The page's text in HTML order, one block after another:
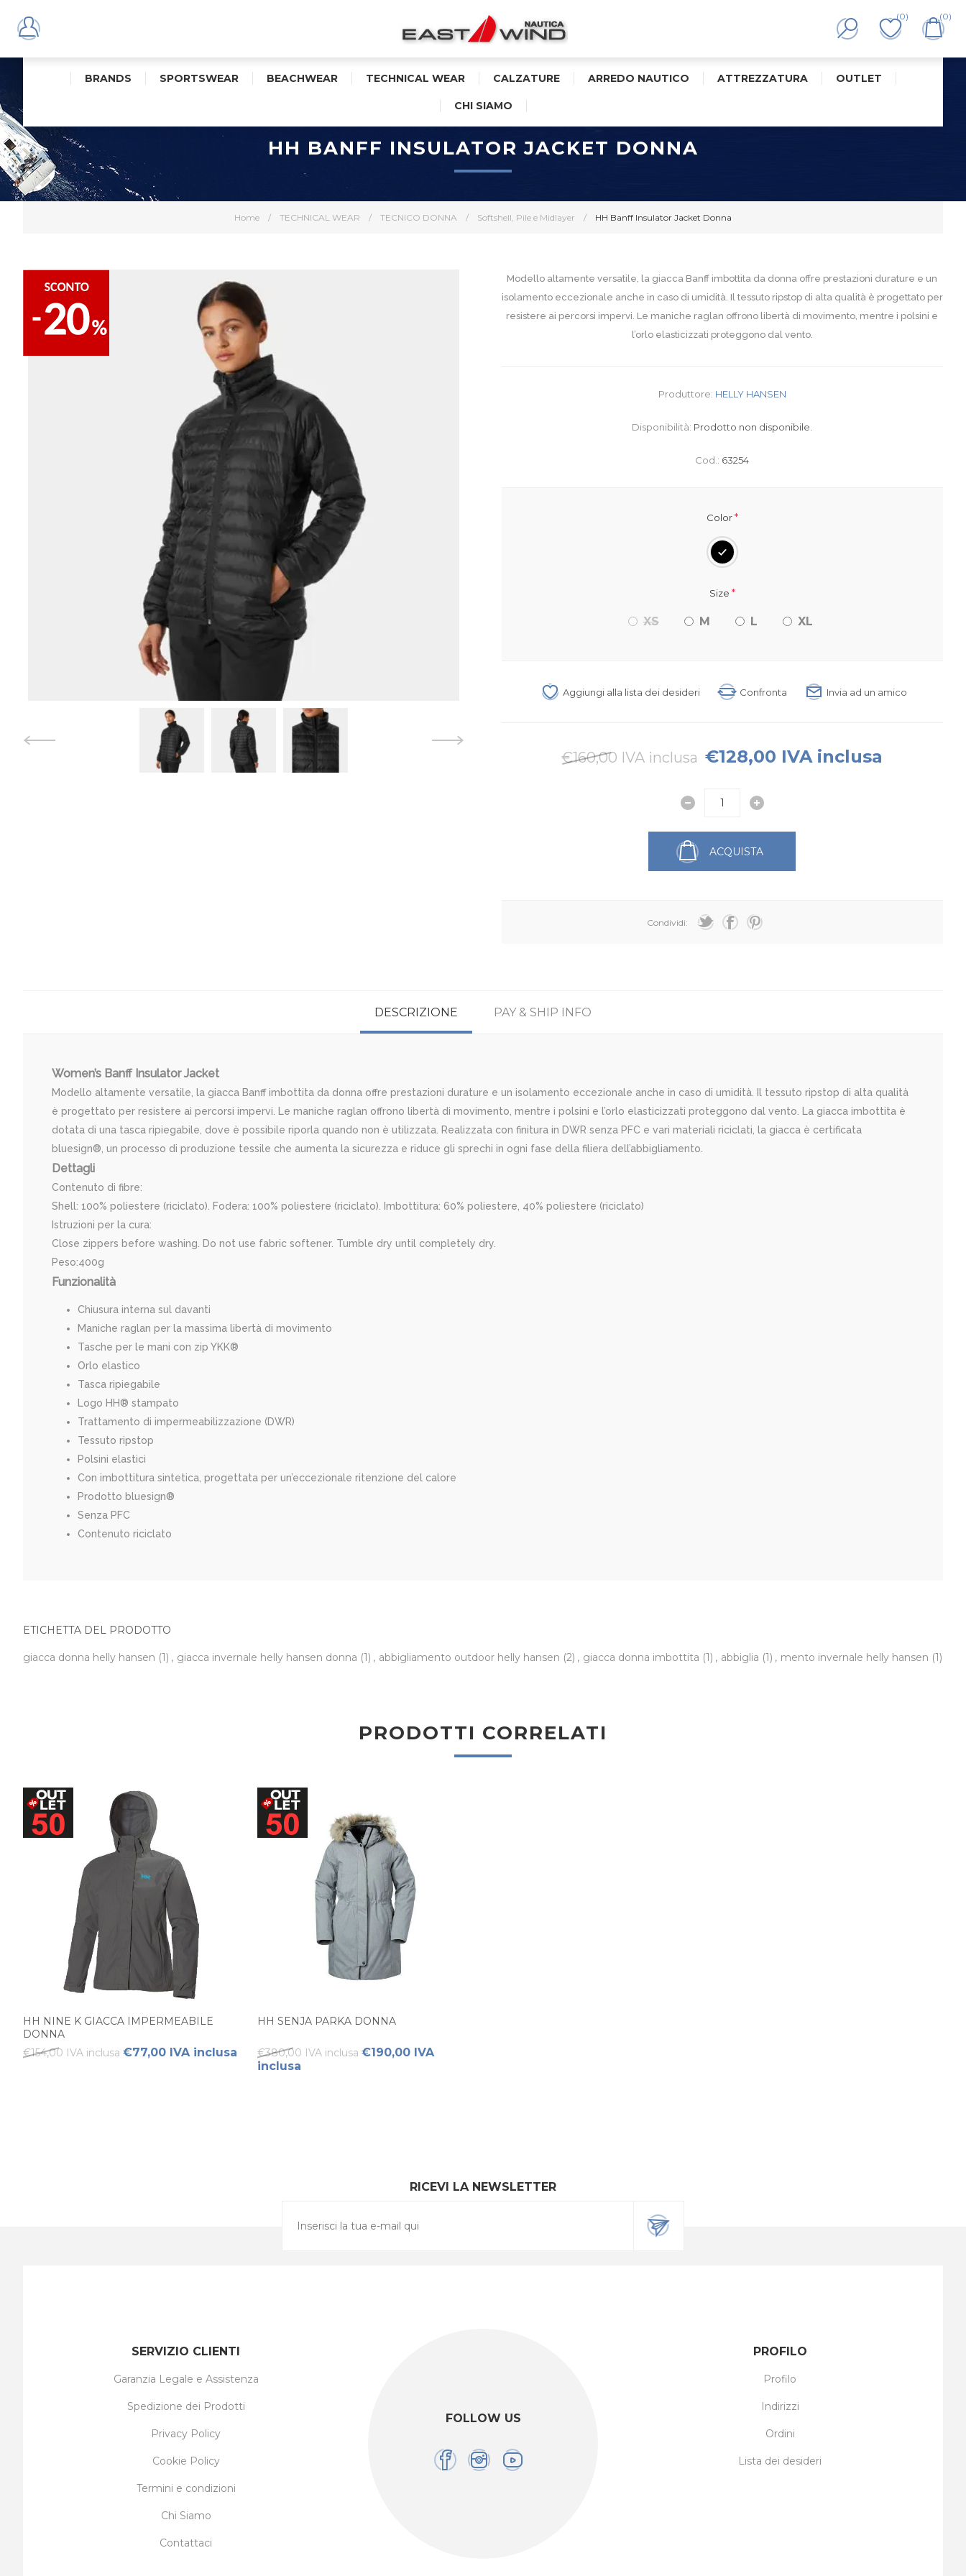
(0) (0)
BRANDS SPORTSWEAR BEACHWEAR TECHNICAL WEAR CALZATURE ARREDO NAUTICO ATTREZZATURA OUTLET
CHI SIAMO
Home / TECHNICAL WEAR / TECNICO DONNA / Softshell, Pile e Midlayer / HH Banff Insulator Jacket Donna
HH BANFF INSULATOR JACKET DONNA
Modello altamente versatile, la giacca Banff imbottita da donna offre prestazioni durature e un
isolamento eccezionale anche in caso di umidità. Il tessuto ripstop di alta qualità è progettato per
resistere ai percorsi impervi. Le maniche raglan offrono libertà di movimento, mentre i polsini e
l’orlo elasticizzati proteggono dal vento.
Produttore: HELLY HANSEN
Disponibilità: Prodotto non disponibile.
Cod.: 63254
Color*
Size *
XS M L XL
Aggiungi alla lista dei desideri Confronta Invia ad un amico
€160,00 IVA inclusa €128,00 IVA inclusa
ACQUISTA
Condividi:
DESCRIZIONE PAY & SHIP INFO
Women’s Banff Insulator Jacket
Modello altamente versatile, la giacca Banff imbottita da donna offre prestazioni durature e un isolamento eccezionale anche in caso di umidità. Il tessuto ripstop di alta qualità
è progettato per resistere ai percorsi impervi. Le maniche raglan offrono libertà di movimento, mentre i polsini e l’orlo elasticizzati proteggono dal vento. La giacca imbottita è
dotata di una tasca ripiegabile, dove è possibile riporla quando non è utilizzata. Realizzata con finitura in DWR senza PFC e vari materiali riciclati, la giacca è certificata
bluesign®, un processo di produzione tessile che aumenta la sicurezza e riduce gli sprechi in ogni fase della filiera dell’abbigliamento.
Dettagli
Contenuto di fibre:
Shell: 100% poliestere (riciclato). Fodera: 100% poliestere (riciclato). Imbottitura: 60% poliestere, 40% poliestere (riciclato)
Istruzioni per la cura:
Close zippers before washing. Do not use fabric softener. Tumble dry until completely dry.
Peso:400g
Funzionalità
Chiusura interna sul davanti
Maniche raglan per la massima libertà di movimento
Tasche per le mani con zip YKK®
Orlo elastico
Tasca ripiegabile
Logo HH® stampato
Trattamento di impermeabilizzazione (DWR)
Tessuto ripstop
Polsini elastici
Con imbottitura sintetica, progettata per un’eccezionale ritenzione del calore
Prodotto bluesign®
Senza PFC
Contenuto riciclato
ETICHETTA DEL PRODOTTO
giacca donna helly hansen (1) , giacca invernale helly hansen donna (1) , abbigliamento outdoor helly hansen (2) , giacca donna imbottita (1) , abbiglia (1) , mento invernale helly hansen (1)
PRODOTTI CORRELATI
HH NINE K GIACCA IMPERMEABILE
DONNA
€154,00 IVA inclusa €77,00 IVA inclusa
HH SENJA PARKA DONNA
€380,00 IVA inclusa €190,00 IVA
inclusa
RICEVI LA NEWSLETTER
FOLLOW US
SERVIZIO CLIENTI
Garanzia Legale e Assistenza
Spedizione dei Prodotti
Privacy Policy
Cookie Policy
Termini e condizioni
Chi Siamo
Contattaci
PROFILO
Profilo
Indirizzi
Ordini
Lista dei desideri